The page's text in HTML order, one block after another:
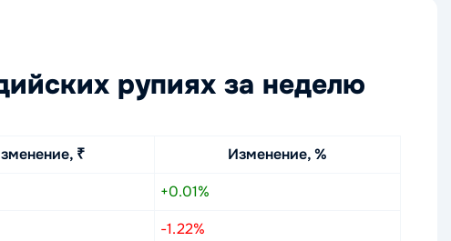
рупиях за неделю
₹
Изменение, %
+0.01%
-1.22%